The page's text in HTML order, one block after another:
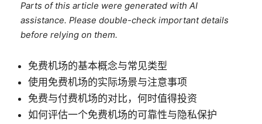
Parts of this article were generated with AI
assistance. Please double-check important details
before relying on them.
免费机场的基本概念与常见类型
使用免费机场的实际场景与注意事项
免费与付费机场的对比，何时值得投资
如何评估一个免费机场的可靠性与隐私保护